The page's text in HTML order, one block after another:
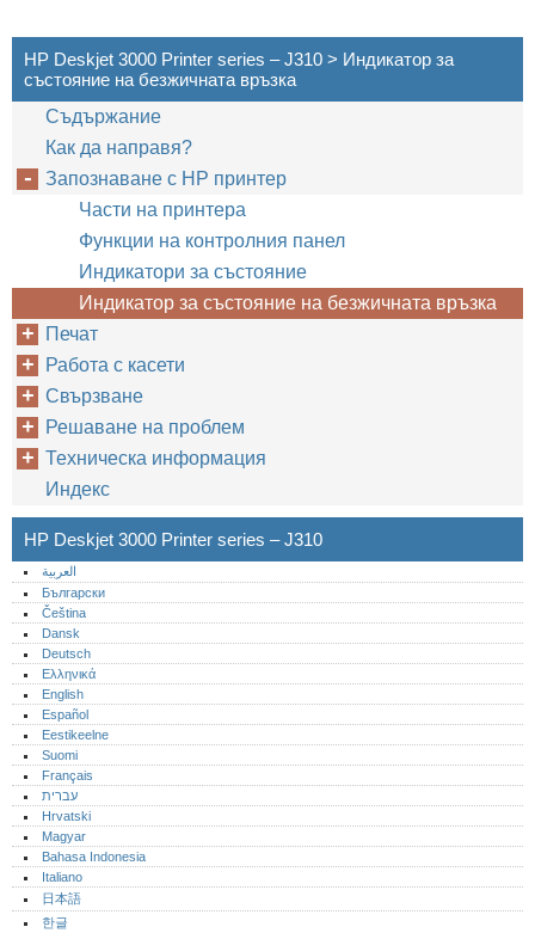
HP Deskjet 3000 Printer series – J310 > Индикатор за
състояние на безжичната връзка
Cъдържание
Как да направя?
Запознаване с HP принтер
Части на принтера
Функции на контролния панел
Индикатори за състояние
Индикатор за състояние на безжичната връзка
Печат
Работа с касети
Свързване
Решаване на проблем
Техническа информация
Индекс
HP Deskjet 3000 Printer series – J310
العربية
Български
Čeština
Dansk
Deutsch
Ελληνικά
English
Español
Eestikeelne
Suomi
Français
עברית
Hrvatski
Magyar
Bahasa Indonesia
Italiano
日本語
한글